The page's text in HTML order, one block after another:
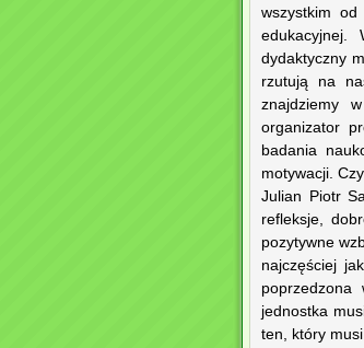
wszystkim
edukacyjnej.
dydaktyczny
rzutują na
znajdziemy
organizator
badania
motywacji.
Julian Piotr
refleksje,
pozytywne
najczęściej
poprzedzona
jednostka
ten, który